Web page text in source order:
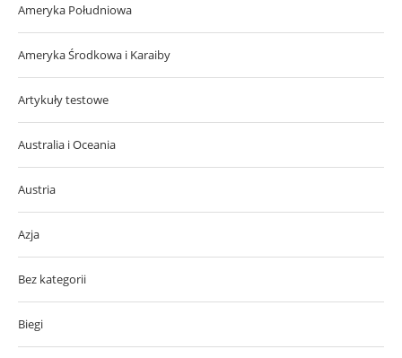
Ameryka Południowa
Ameryka Środkowa i Karaiby
Artykuły testowe
Australia i Oceania
Austria
Azja
Bez kategorii
Biegi